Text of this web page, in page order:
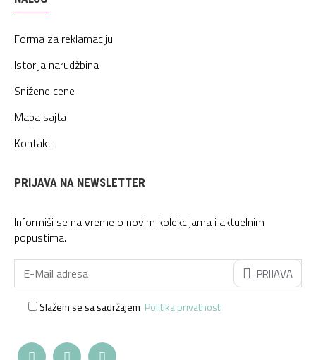
Forma za reklamaciju
Istorija narudžbina
Snižene cene
Mapa sajta
Kontakt
PRIJAVA NA NEWSLETTER
Informiši se na vreme o novim kolekcijama i aktuelnim
popustima.
PRIJAVA
Slažem se sa sadržajem Politika privatnosti